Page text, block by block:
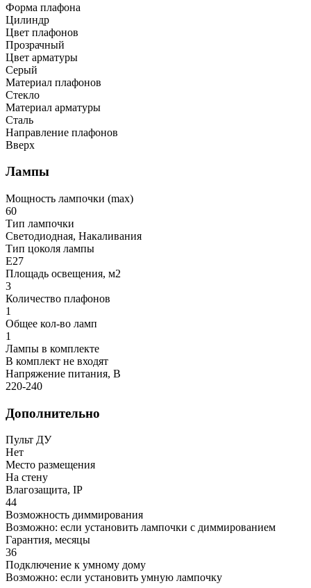
Форма плафона
Цилиндр
Цвет плафонов
Прозрачный
Цвет арматуры
Серый
Материал плафонов
Стекло
Материал арматуры
Сталь
Направление плафонов
Вверх
Лампы
Мощность лампочки (max)
60
Тип лампочки
Светодиодная, Накаливания
Тип цоколя лампы
E27
Площадь освещения, м2
3
Количество плафонов
1
Общее кол-во ламп
1
Лампы в комплекте
В комплект не входят
Напряжение питания, В
220-240
Дополнительно
Пульт ДУ
Нет
Место размещения
На стену
Влагозащита, IP
44
Возможность диммирования
Возможно: если установить лампочки с диммированием
Гарантия, месяцы
36
Подключение к умному дому
Возможно: если установить умную лампочку